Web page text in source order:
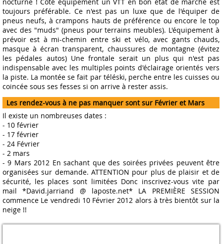
toujours préférable. Ce n'est pas un luxe que de l'équiper de
pneus neufs, à crampons hauts de préférence ou encore le top
avec des "muds" (pneus pour terrains meubles). L'équipement à
prévoir est à mi-chemin entre ski et vélo, avec gants chauds,
masque à écran transparent, chaussures de montagne (évitez
les pédales autos) Une frontale serait un plus qui n'est pas
indispensable avec les multiples points d'éclairage orientés vers
la piste. La montée se fait par téléski, perche entre les cuisses ou
coincée sous ses fesses si on arrive à rester assis.
Les rendez-vous à ne pas manquer sont sur Février et Mars
Il existe un nombreuses dates :
- 10 février
- 17 février
- 24 Février
- 2 mars
- 9 Mars 2012 En sachant que des soirées privées peuvent être
organisées sur demande. ATTENTION pour plus de plaisir et de
sécurité, les places sont limitées Donc inscrivez-vous vite par
mail *David.jarriand @ laposte.net* LA PREMIÈRE SESSION
commence Le vendredi 10 Février 2012 alors à très bientôt sur la
neige !!